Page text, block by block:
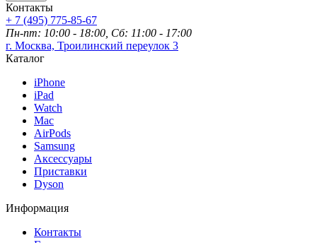
Контакты
+ 7 (495) 775-85-67
Пн-пт: 10:00 - 18:00, Сб: 11:00 - 17:00
г. Москва, Троилинский переулок 3
Каталог
iPhone
iPad
Watch
Mac
AirPods
Samsung
Аксессуары
Приставки
Dyson
Информация
Контакты